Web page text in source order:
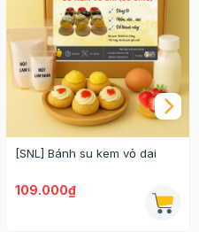
[SNL] Bánh su kem vỏ dai
109.000₫